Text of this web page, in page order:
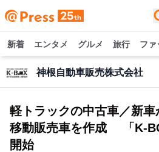
新着 エンタメ グルメ 旅行 ファ
神根自動車販売株式会社
軽トラックの中古車／新
移動販売車を作成 「K-
開始